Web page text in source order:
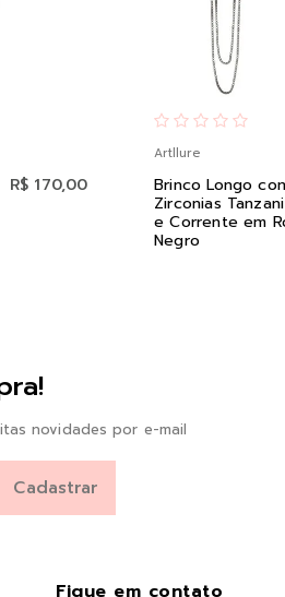
R$ 170,00
Artllure
Brinco Longo
Zirconias
e Corrente em
Negro
novidades por e-mail
Fique em contato